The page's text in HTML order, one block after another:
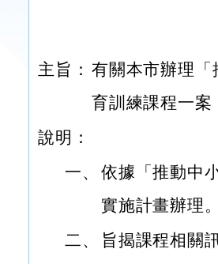
主旨： 有關本市辦理「
育訓練課程一案
說明：
一、 依據「推動中
實施計畫辦理。
二、
旨揭課程相關